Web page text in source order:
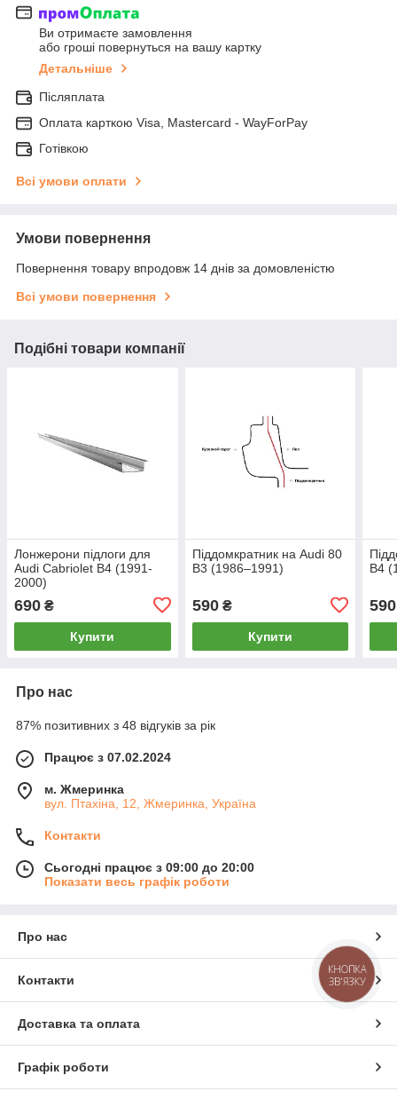
Ви отримаєте замовлення
або гроші повернуться на вашу картку
Детальніше
Післяплата
Оплата карткою Visa, Mastercard - WayForPay
Готівкою
Всі умови оплати
Умови повернення
Повернення товару впродовж 14 днів за домовленістю
Всі умови повернення
Подібні товари компанії
Лонжерони підлоги для
Audi Cabriolet B4 (1991-
2000)
690 ₴
Купити
Піддомкратник на Audi 80
B3 (1986–1991)
590₴
Купити
B4
590
Про нас
87% позитивних з 48 відгуків за рік
Працює з 07.02.2024
м. Жмеринка
вул. Птахіна, 12, Жмеринка, Україна
Контакти
Сьогодні працює з 09:00 до 20:00
Показати весь графік роботи
Про нас
Контакти
Доставка та оплата
Графік роботи
КНОПКА
ЗВ'ЯЗКУ